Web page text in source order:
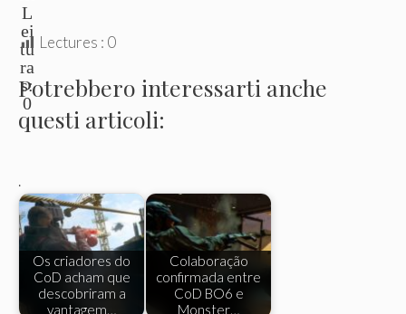
L
ei
tu
ra
s:
0
Lectures : 0
Potrebbero interessarti anche
questi articoli:
.
Os criadores do
CoD acham que
descobriram a
vantagem…
Colaboração
confirmada entre
CoD BO6 e
Monster…